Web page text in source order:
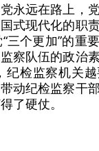
永远在路上，
式现代化的职
三个更加”的重
察队伍的政治
检监察机关
动纪检监察干
了硬仗。